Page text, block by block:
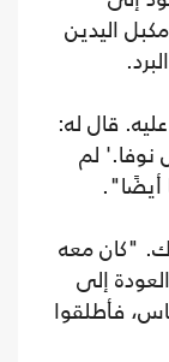
اليدين
قال له:
نوفا.' لم
أيضًا".
"كان معه
إلى
فأطلقوا